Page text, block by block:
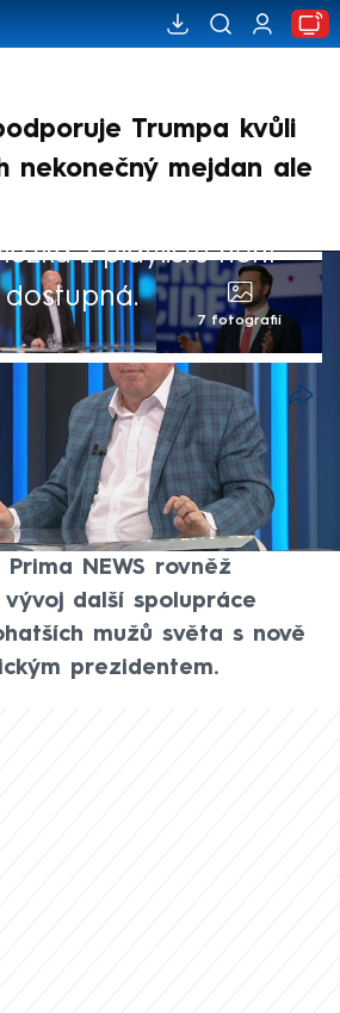
Trumpa kvůli
nekonečný mejdan ale
z playlistu není
dostupná.
7 fotografií
Muskovy podpory Donalda
uvedl v pořadu 360°
dějiny Martin Kovář.
NEWS rovněž
další spolupráce
mužů světa s nově
prezidentem.